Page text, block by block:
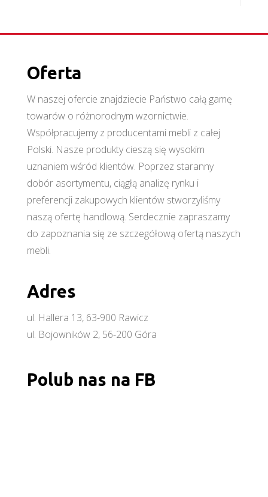
Oferta
W naszej ofercie znajdziecie Państwo całą gamę
towarów o różnorodnym wzornictwie.
Współpracujemy z producentami mebli z całej
Polski. Nasze produkty cieszą się wysokim
uznaniem wśród klientów. Poprzez staranny
dobór asortymentu, ciągłą analizę rynku i
preferencji zakupowych klientów stworzyliśmy
naszą ofertę handlową. Serdecznie zapraszamy
do zapoznania się ze szczegółową ofertą naszych
mebli.
Adres
ul. Hallera 13, 63-900 Rawicz
ul. Bojowników 2, 56-200 Góra
Polub nas na FB